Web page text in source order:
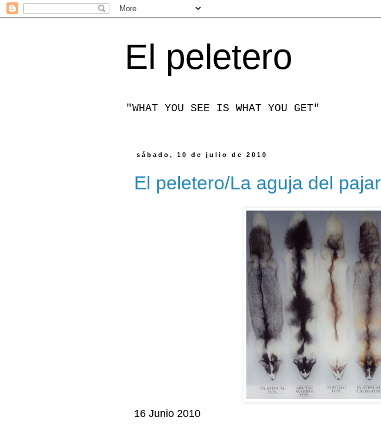
El peletero
"WHAT YOU SEE IS WHAT YOU GET"
sábado, 10 de julio de 2010
El peletero/La aguja del
16 Junio 2010